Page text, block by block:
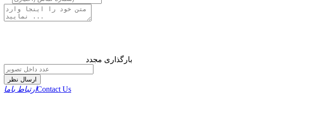
بارگذاری مجدد
ارسال نظر
ارتباط باماContact Us